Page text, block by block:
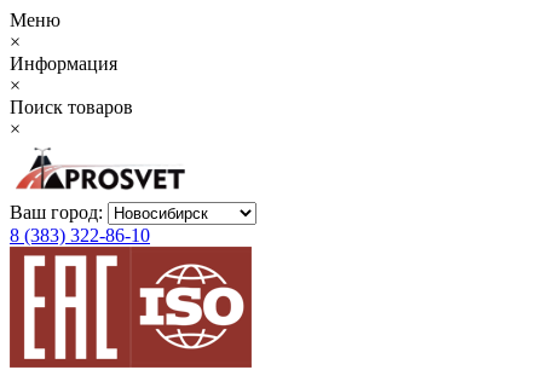
Меню
×
Информация
×
Поиск товаров
×
Ваш город:
8 (383) 322-86-10